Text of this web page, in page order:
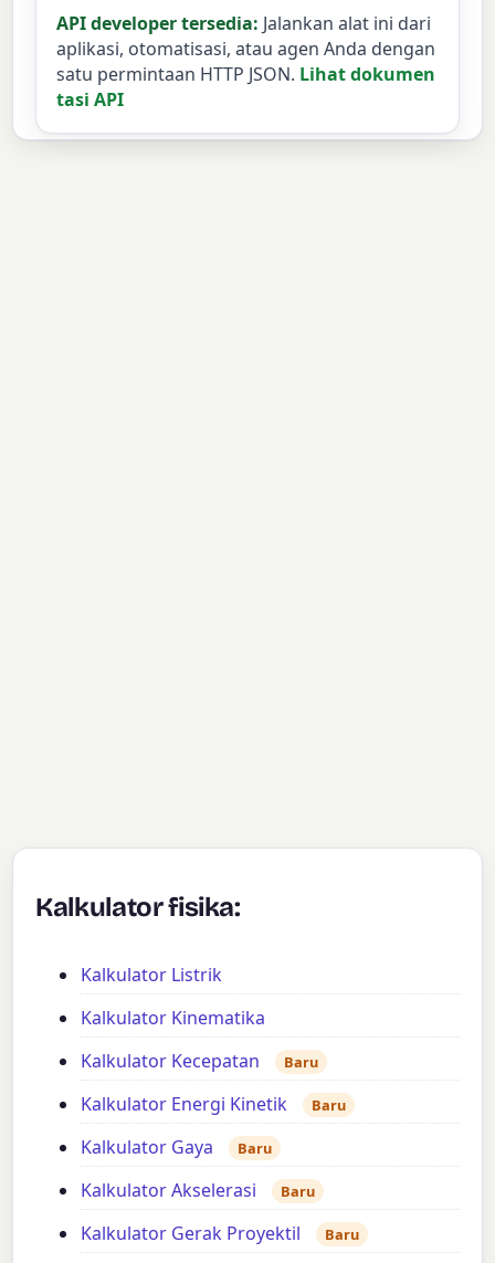
API developer tersedia: Jalankan alat ini dari
aplikasi, otomatisasi, atau agen Anda dengan
satu permintaan HTTP JSON. Lihat dokumen
tasi API
Kalkulator fisika:
Kalkulator Listrik
Kalkulator Kinematika
Kalkulator Kecepatan
Baru
Kalkulator Energi Kinetik Baru
Kalkulator Gaya Baru
Kalkulator Akselerasi Baru
Kalkulator Gerak Proyektil Baru